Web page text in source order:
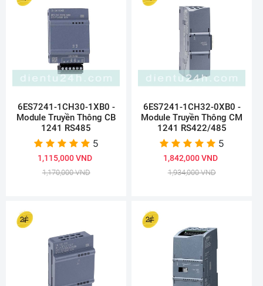
6ES7241-1CH30-1XB0 -
Module Truyền Thông CB
1241 RS485
5
1,115,000 VND
1,170,000 VND
6ES7241-1CH32-0XB0 -
Module Truyền Thông CM
1241 RS422/485
5
1,842,000 VND
1,934,000 VND